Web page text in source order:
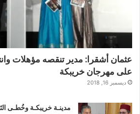
عثمان أشقرا: مدير تنقصه مؤهلات
على مهرجان خريبكة
ديسمبر 16, 2018
مدينـة خريبكـة وخُطـى